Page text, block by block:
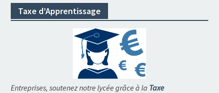
Taxe d’Apprentissage
Entreprises, soutenez notre lycée grâce à la Taxe